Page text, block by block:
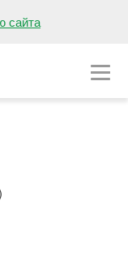
сайта